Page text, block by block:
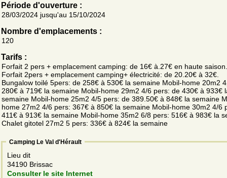
Période d'ouverture :
28/03/2024 jusqu'au 15/10/2024
Nombre d'emplacements :
120
Tarifs :
Forfait 2 pers + emplacement camping: de 16€ à.27€ en haute saison.
Forfait 2pers + emplacement camping+ électricité: de 20.20€ à 32€.
Bungalow toilé 5pers: de 258€ à 530€ la semaine Mobil-home 20m2
280€ à 719€ la semaine Mobil-home 29m2 4/6 pers: de 430€ à 933€
semaine Mobil-home 25m2 4/5 pers: de 389.50€ à 848€ la semaine
home 27m2 4/6 pers: 367€ à 850€ la semaine Mobil-home 30m2 4/6
411€ à 913€ la semaine Mobil-home 35m2 6/8 pers: 516€ à 983€ la
Chalet gitotel 27m2 5 pers: 336€ à 824€ la semaine
Camping Le Val d'Hérault
Lieu dit
34190 Brissac
Consulter le site Internet